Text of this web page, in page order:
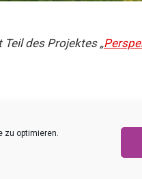
zu optimieren.
Teil des Projektes „